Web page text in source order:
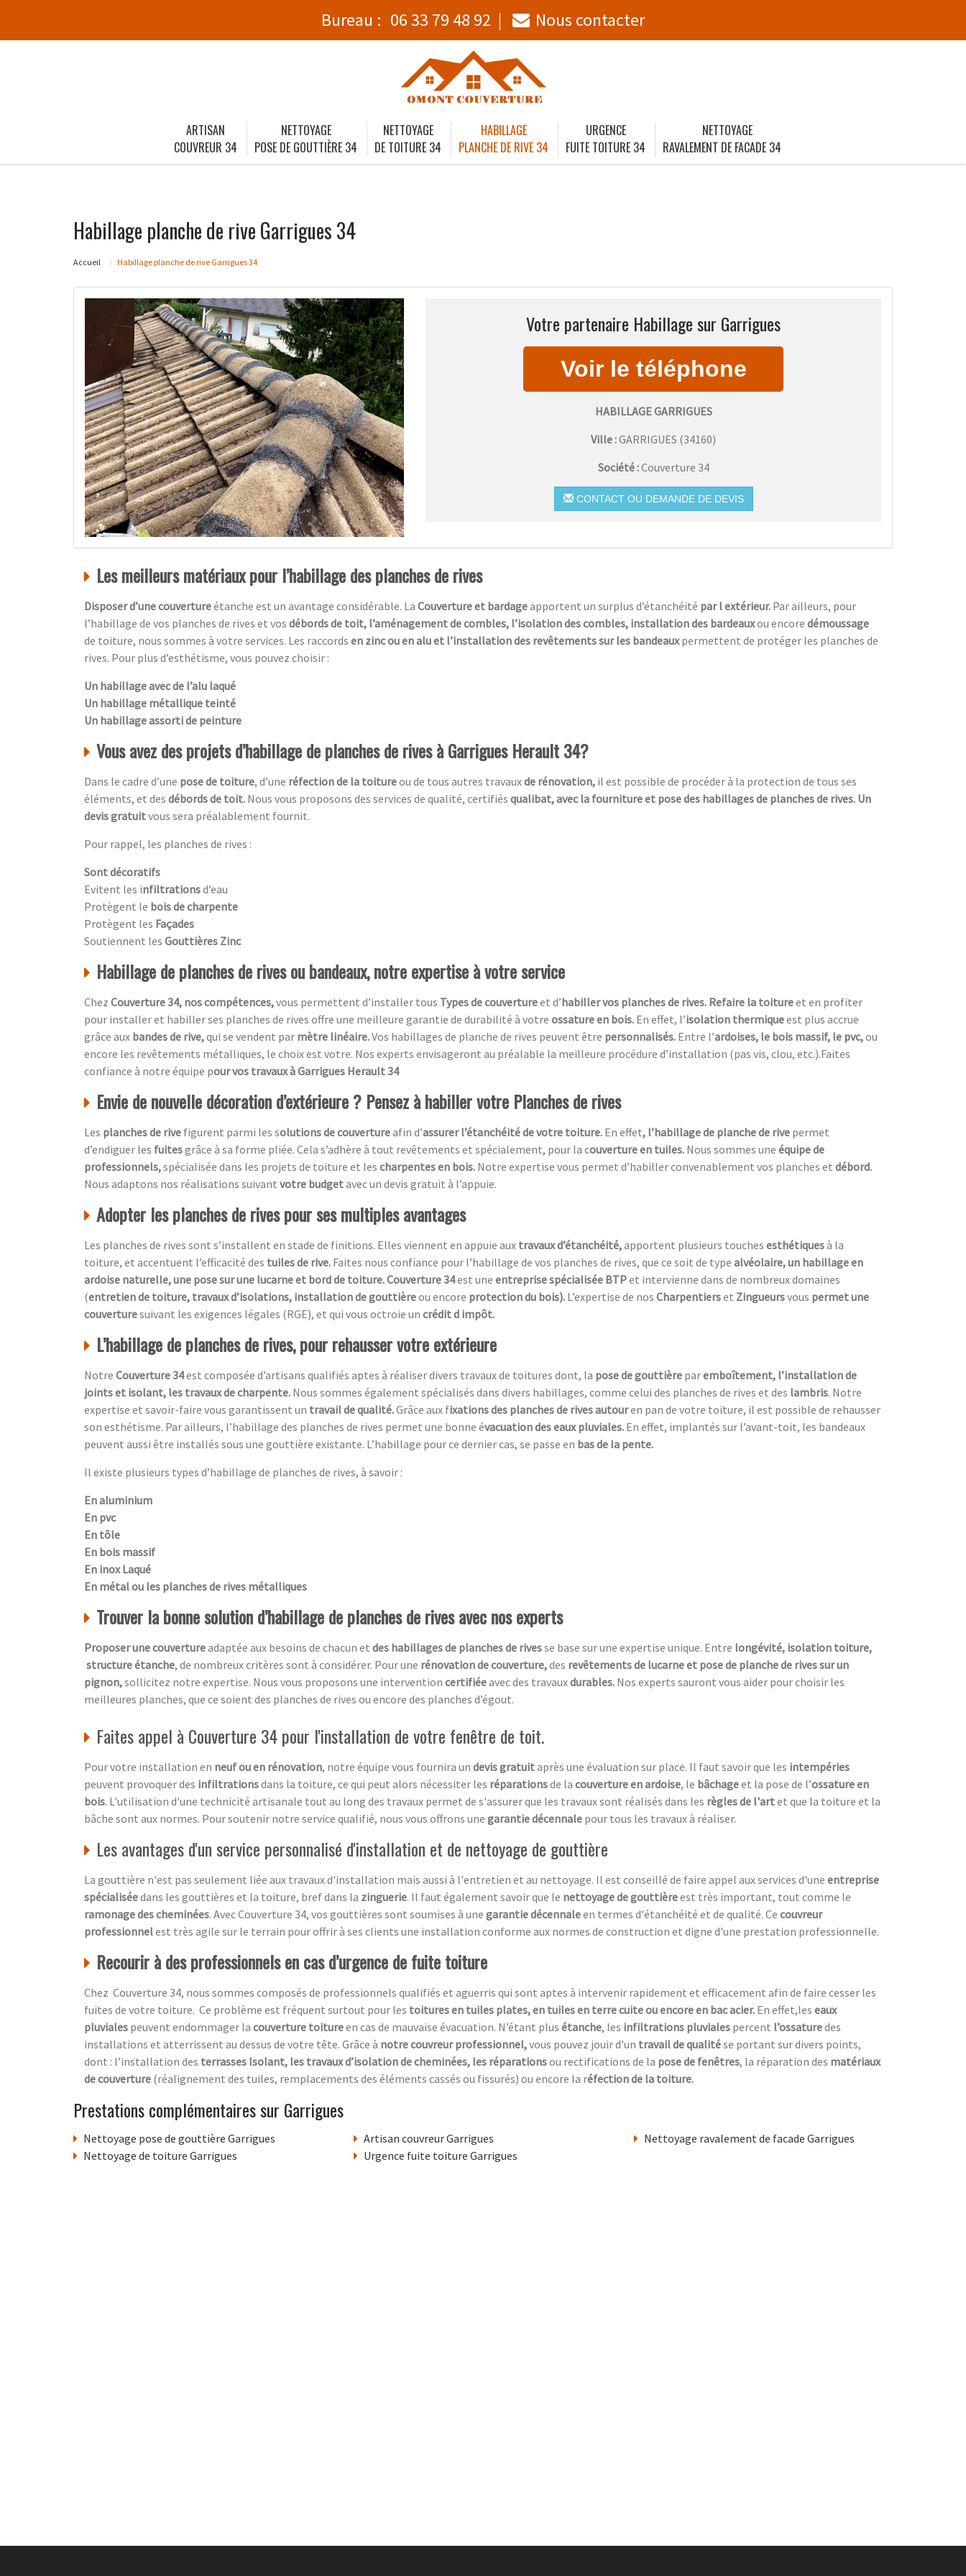
Bureau : 06 33 79 48 92 Nous contacter
ARTISAN
COUVREUR 34
NETTOYAGE
POSE DE GOUTTIÈRE 34
NETTOYAGE
DE TOITURE 34
HABILLAGE
PLANCHE DE RIVE 34
URGENCE
FUITE TOITURE 34
NETTOYAGE
RAVALEMENT DE FACADE 34
Habillage planche de rive Garrigues 34
Accueil Habillage planche de rive Garrigues 34
Votre partenaire Habillage sur Garrigues
HABILLAGE GARRIGUES
Ville :GARRIGUES (34160)
Société :Couverture 34
CONTACT OU DEMANDE DE DEVIS
Les meilleurs matériaux pour l’habillage des planches de rives
Disposer d’une couvertureétanche est un avantage considérable. La Couverture et bardageapportent un surplus d’étanchéité par l extérieur. Par ailleurs, pour
l’habillage de vos planches de rives et vos débords de toit, l’aménagement de combles, l’isolation des combles, installation des bardeauxou encore démoussage
de toiture, nous sommes à votre services. Les raccords en zinc ou en alu et l’installation des revêtements sur les bandeauxpermettent de protéger les planches de
rives. Pour plus d’esthétisme, vous pouvez choisir :
Un habillage avec de l’alu laqué
Un habillage métallique teinté
Un habillage assorti de peinture
Vous avez des projets d’habillage de planches de rives à Garrigues Herault 34?
Dans le cadre d’une pose de toiture, d’une réfection de la toitureou de tous autres travauxde rénovation, il est possible de procéder à la protection de tous ses
éléments, et des débords de toit. Nous vous proposons des services de qualité, certifiés qualibat, avec la fourniture et pose des habillages de planches de rives. Un
devis gratuitvous sera préalablement fournit.
Pour rappel, les planches de rives :
Sont décoratifs
Evitent les infiltrationsd’eau
Protègent le bois de charpente
Protègent les Façades
Soutiennent les Gouttières Zinc
Habillage de planches de rives ou bandeaux, notre expertise à votre service
Chez Couverture 34, nos compétences,vous permettent d’installer tous Types de couvertureet d’habiller vos planches de rives. Refaire la toitureet en profiter
pour installer et habiller ses planches de rives offre une meilleure garantie de durabilité à votre ossature en bois. En effet, l’isolation thermiqueest plus accrue
grâce aux bandes de rive,qui se vendent par mètre linéaire.Vos habillages de planche de rives peuvent être personnalisés. Entre l’ardoises, le bois massif, le pvc,ou
encore les revêtements métalliques, le choix est votre. Nos experts envisageront au préalable la meilleure procédure d’installation (pas vis, clou, etc.).Faites
confiance à notre équipe pour vos travaux à Garrigues Herault 34
Envie de nouvelle décoration d’extérieure ? Pensez à habiller votre Planches de rives
Les planches de rive figurent parmi les solutions de couvertureafin d’assurer l’étanchéité de votre toiture. En effet, l’habillage de planche de rive permet
d’endiguer les fuitesgrâce à sa forme pliée. Cela s’adhère à tout revêtements et spécialement, pour la couverture en tuiles. Nous sommes une équipe de
professionnels,spécialisée dans les projets de toiture et les charpentes en bois. Notre expertise vous permet d’habiller convenablement vos planches et débord.
Nous adaptons nos réalisations suivant votre budgetavec un devis gratuit à l’appuie.
Adopter les planches de rives pour ses multiples avantages
Les planches de rives sont s’installent en stade de finitions. Elles viennent en appuie aux travaux d’étanchéité,apportent plusieurs touches esthétiquesà la
toiture, et accentuent l’efficacité des tuiles de rive. Faites nous confiance pour l’habillage de vos planches de rives, que ce soit de type alvéolaire, un habillage en
ardoise naturelle, une pose sur une lucarne et bord de toiture. Couverture 34est une entreprise spécialisée BTPet intervienne dans de nombreux domaines
(entretien de toiture, travaux d’isolations, installation de gouttièreou encore protection du bois). L’expertise de nos Charpentierset Zingueursvous permet une
couverturesuivant les exigences légales (RGE), et qui vous octroie un crédit d impôt.
L’habillage de planches de rives, pour rehausser votre extérieure
Notre Couverture 34est composée d’artisans qualifiés aptes à réaliser divers travaux de toitures dont, la pose de gouttière paremboîtement, l’installation de
joints et isolant, les travaux de charpente. Nous sommes également spécialisés dans divers habillages, comme celui des planches de rives et des lambris. Notre
expertise et savoir-faire vous garantissent un travail de qualité.Grâce aux fixations des planches de rives autouren pan de votre toiture, il est possible de rehausser
son esthétisme. Par ailleurs, l’habillage des planches de rives permet une bonne évacuation des eaux pluviales. En effet, implantés sur l’avant-toit, les bandeaux
peuvent aussi être installés sous une gouttière existante. L’habillage pour ce dernier cas, se passe en bas de la pente.
Il existe plusieurs types d’habillage de planches de rives, à savoir :
En aluminium
En pvc
En tôle
En bois massif
En inox Laqué
En métal ou les planches de rives métalliques
Trouver la bonne solution d’habillage de planches de rives avec nos experts
Proposer une couvertureadaptée aux besoins de chacun et des habillages de planches de rivesse base sur une expertise unique. Entre longévité, isolation toiture,
structure étanche, de nombreux critères sont à considérer. Pour une rénovation de couverture,des revêtements de lucarne et pose de planche de rives sur un
pignon,sollicitez notre expertise. Nous vous proposons une intervention certifiéeavec des travauxdurables. Nos experts sauront vous aider pour choisir les
meilleures planches, que ce soient des planches de rives ou encore des planches d’égout.
Faites appel à Couverture 34 pour l'installation de votre fenêtre de toit.
Pour votre installation en neuf ou en rénovation, notre équipe vous fournira un devis gratuitaprès une évaluation sur place. Il faut savoir que les intempéries
peuvent provoquer des infiltrationsdans la toiture, ce qui peut alors nécessiter les réparationsde la couverture en ardoise, le bâchageet la pose de l’ossature en
bois. L'utilisation d'une technicité artisanale tout au long des travaux permet de s'assurer que les travaux sont réalisés dans les règles de l'artet que la toiture et la
bâche sont aux normes. Pour soutenir notre service qualifié, nous vous offrons une garantie décennale pour tous les travaux à réaliser.
Les avantages d'un service personnalisé d'installation et de nettoyage de gouttière
La gouttière n'est pas seulement liée aux travaux d'installation mais aussi à l'entretien et au nettoyage. Il est conseillé de faire appel aux services d'une entreprise
spécialiséedans les gouttières et la toiture, bref dans la zinguerie. Il faut également savoir que le nettoyage de gouttièreest très important, tout comme le
ramonage des cheminées. Avec Couverture 34, vos gouttières sont soumises à une garantie décennaleen termes d'étanchéité et de qualité. Ce couvreur
professionnelest très agile sur le terrain pour offrir à ses clients une installation conforme aux normes de construction et digne d'une prestation professionnelle.
Recourir à des professionnels en cas d’urgence de fuite toiture
Chez Couverture 34, nous sommes composés de professionnels qualifiés et aguerris qui sont aptes à intervenir rapidement et efficacement afin de faire cesser les
fuites de votre toiture. Ce problème est fréquent surtout pour les toitures en tuiles plates, en tuiles en terre cuite ou encore en bac acier. En effet,les eaux
pluviales peuvent endommager la couverture toitureen cas de mauvaise évacuation. N’étant plus étanche, les infiltrations pluviales percent l’ossaturedes
installations et atterrissent au dessus de votre tête. Grâce à notre couvreur professionnel,vous pouvez jouir d’un travail de qualitése portant sur divers points,
dont : l’installation des terrasses Isolant, les travaux d’isolation de cheminées, les réparationsou rectifications de la pose de fenêtres, la réparation des matériaux
de couverture (réalignement des tuiles, remplacements des éléments cassés ou fissurés) ou encore la réfection de la toiture.
Prestations complémentaires sur Garrigues
Nettoyage pose de gouttière Garrigues
Nettoyage de toiture Garrigues
Artisan couvreur Garrigues
Urgence fuite toiture Garrigues
Nettoyage ravalement de facade Garrigues